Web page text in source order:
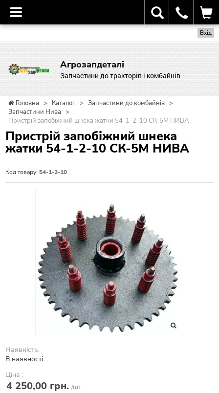
Вхід
Агрозапдеталі
Запчастини до тракторів і комбайнів
Головна > Каталог > Запчастини до комбайнів >
Запчастини Нива >
Пристрій запобіжний шнека жатки 54-1-2-10 СК-5М НИВА
Пристрій запобіжний шнека
жатки 54-1-2-10 СК-5М НИВА
Код товару: 54-1-2-10
Наявність:
В наявності
Ціна :
4 250,00 грн. /шт